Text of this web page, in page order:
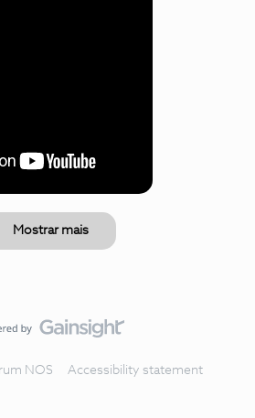
Mostrar mais
NOS Accessibility statement